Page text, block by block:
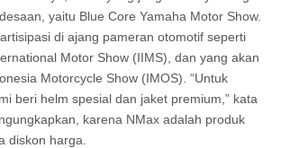
yaitu Blue Core Yamaha Motor Show.
di ajang pameran otomotif seperti
Motor Show (IIMS), dan yang akan
Motorcycle Show (IMOS). “Untuk
beri helm spesial dan jaket premium,” kata
karena NMax adalah produk
diskon harga.